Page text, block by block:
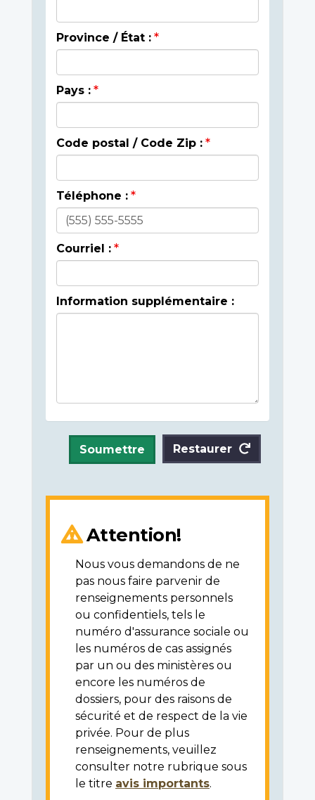
Province / État :
Pays :
Code postal / Code Zip :
Téléphone :
Courriel :
Information supplémentaire :
Soumettre Restaurer
Attention!
Nous vous demandons de ne
pas nous faire parvenir de
renseignements personnels
ou confidentiels, tels le
numéro d'assurance sociale ou
les numéros de cas assignés
par un ou des ministères ou
encore les numéros de
dossiers, pour des raisons de
sécurité et de respect de la vie
privée. Pour de plus
renseignements, veuillez
consulter notre rubrique sous
le titre avis importants.